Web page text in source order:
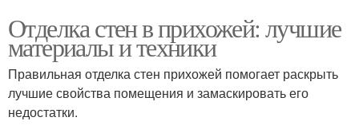
Отделка стен в прихожей: лучшие
материалы и техники
Правильная отделка стен прихожей помогает раскрыть
лучшие свойства помещения и замаскировать его
недостатки.